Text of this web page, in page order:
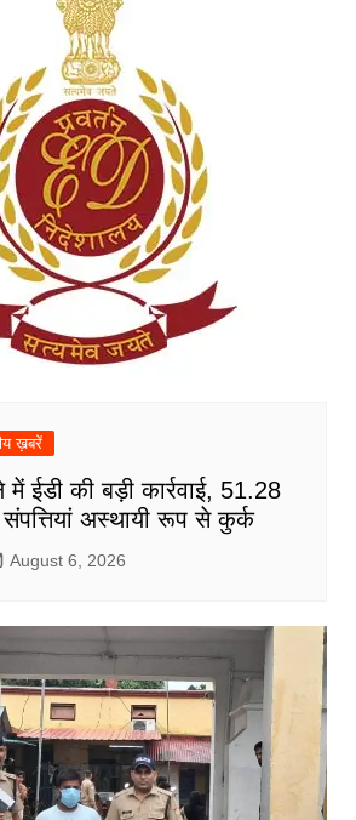
ख़बरें
ईडी की बड़ी कार्रवाई, 51.28
अस्थायी रूप से कुर्क
August 6, 2026